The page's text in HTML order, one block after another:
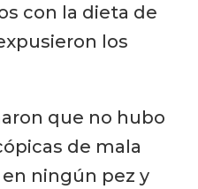
del peso
distal de peces
de harina
con la dieta de
los
que no hubo
de mala
ningún pez y